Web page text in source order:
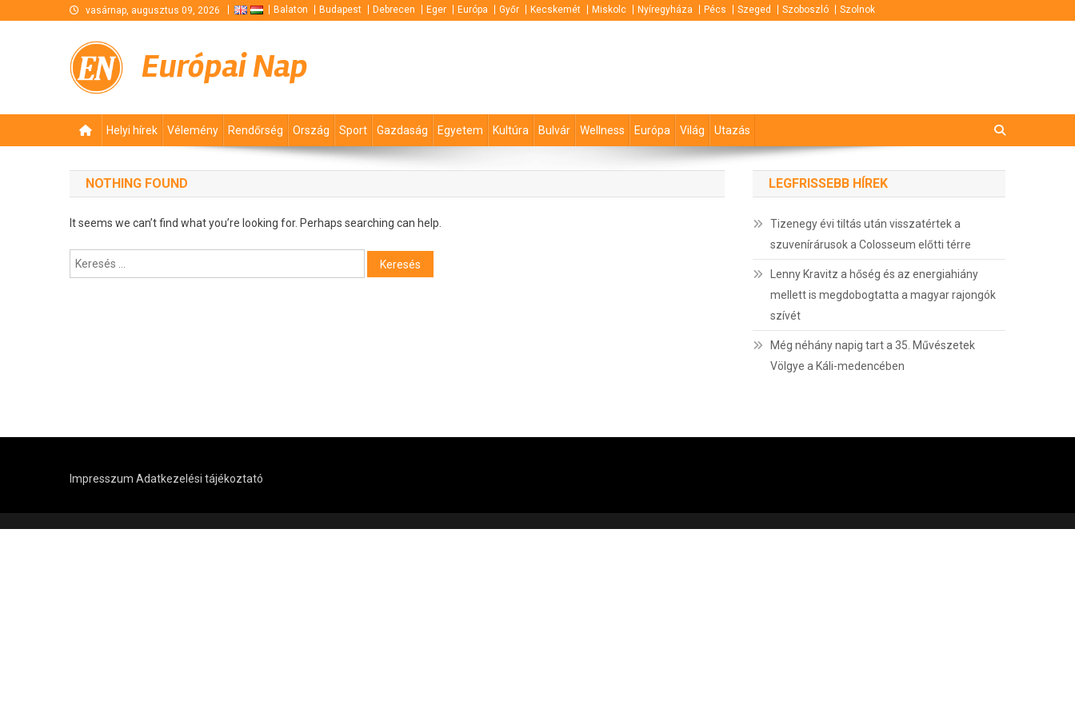
vasárnap, augusztus 09, 2026 Balaton Budapest Debrecen Eger Európa Győr Kecskemét Miskolc Nyíregyháza Pécs Szeged Szoboszló Szolnok
Európai Nap
Helyi hírek Vélemény Rendőrség Ország Sport Gazdaság Egyetem Kultúra Bulvár Wellness Európa Világ Utazás
NOTHING FOUND
It seems we can’t find what you’re looking for. Perhaps searching can help.
Keresés:
LEGFRISSEBB HÍREK
Tizenegy évi tiltás után visszatértek a
szuvenírárusok a Colosseum előtti térre
Lenny Kravitz a hőség és az energiahiány
mellett is megdobogtatta a magyar rajongók
szívét
Még néhány napig tart a 35. Művészetek
Völgye a Káli-medencében
Impresszum Adatkezelési tájékoztató